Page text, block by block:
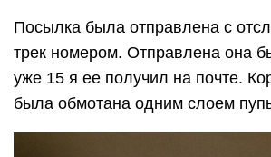
Посылка была отправлена с
трек номером. Отправлена она
уже 15 я ее получил на почте.
была обмотана одним слоем